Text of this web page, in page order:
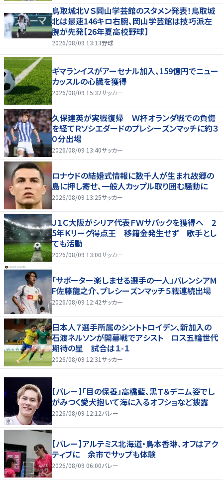
鳥取城北ＶＳ岡山学芸館のスタメン発表！鳥取城
北は最速146キロ右腕、岡山学芸館は技巧派左
腕が先発【26年夏高校野球】
2026/08/09 13:13野球
ギマランイスがアーセナル加入、159億円でニュー
カッスルの心臓を獲得
2026/08/09 15:32サッカー
久保建英が実戦復帰 Ｗ杯オランダ戦での負傷
を経てＲソシエダードのプレシーズンマッチに約３
０分出場
2026/08/09 13:40サッカー
ロナウドの結婚式情報に数千人が生まれ故郷の
島に押し寄せ、一般人カップル取り囲む騒動に
2026/08/09 13:25サッカー
Ｊ１Ｃ大阪がシリア代表ＦＷサバックを獲得へ 2
5年Ｋリーグ得点王 移籍金発生せず 歌手とし
ても活動
2026/08/09 13:00サッカー
「サポーター楽しませる選手の一人」バレンシアM
F佐藤龍之介、プレシーズンマッチ５戦連続出場
2026/08/09 12:42サッカー
日本人７選手所属のシントトロイデン、新加入の
石渡ネルソンが開幕戦でアシスト ロス五輪世代
期待の星 試合は１-１
2026/08/09 12:31サッカー
【バレー】「目の保養」高橋藍、黒Ｔ＆デニム姿でし
がみつく愛犬抱いて海に入るオフショなど披露
2026/08/09 12:12バレー
【バレー】アルテミス北海道・鳥本香琳、オフはアク
ティブに 余市でサップも体験
2026/08/09 06:00バレー